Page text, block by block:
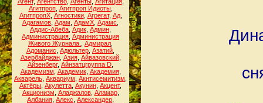
Агитпроп, Агитпроп Идиоты,
АгитпропХ, Агностики, Агрегат, Ад,
Адагамов Адам АдамХ Адамс
Аддис-Абеба Адик Админ
Администрация Администрация
Живого Журнала.
Адмирал
Адоманис Адюльтер Азатий
Азербайджан, Азия, Айвазовский,
Айзенберг, Айнзатцгруппа D
Академизм Академик, Академия,
Акварель Аквариум Акнтисемитизм
Актёры Акулетта Акунин Акцент,
Акционизм Аладжалов, Аламар,
Албания Алекс Александер